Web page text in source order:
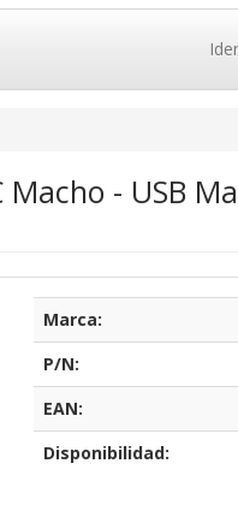
Macho - USB
Marca:
P/N:
EAN:
Disponibilidad: